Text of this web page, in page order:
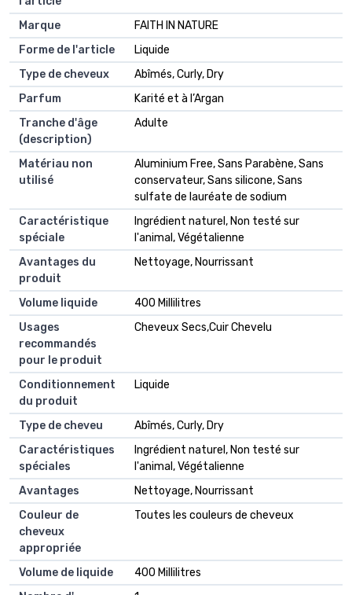
Marque
FAITH IN NATURE
Forme de l'article
Liquide
Type de cheveux
Abîmés, Curly, Dry
Parfum
Karité et à l’Argan
Tranche d'âge
(description)
Adulte
Matériau non
utilisé
Aluminium Free, Sans Parabène, Sans
conservateur, Sans silicone, Sans
sulfate de lauréate de sodium
Caractéristique
spéciale
Ingrédient naturel, Non testé sur
l'animal, Végétalienne
Avantages du
produit
Nettoyage, Nourrissant
Volume liquide
400 Millilitres
Usages
recommandés
pour le produit
Cheveux Secs,Cuir Chevelu
Conditionnement
du produit
Liquide
Type de cheveu
Abîmés, Curly, Dry
Caractéristiques
spéciales
Ingrédient naturel, Non testé sur
l'animal, Végétalienne
Avantages
Nettoyage, Nourrissant
Couleur de
cheveux
appropriée
Toutes les couleurs de cheveux
Volume de liquide
400 Millilitres